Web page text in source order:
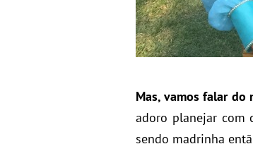
Mas, vamos falar do
adoro planejar com
sendo madrinha